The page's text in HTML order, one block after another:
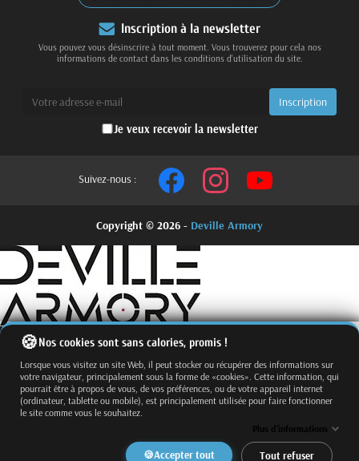
Inscription à la newsletter
Vous pouvez vous désinscrire à tout moment. Vous trouverez pour cela nos
informations de contact dans les conditions d'utilisation du site.
Je veux recevoir la newsletter
Suivez-nous :
Copyright © 2026 - Deville Armory
Nos cookies sont sans calories, promis !
Lorsque vous visitez un site Web, il peut stocker ou récupérer des informations sur
votre navigateur, principalement sous la forme de «cookies». Cette information, qui
pourrait être à propos de vous, de vos préférences, ou de votre appareil internet
(ordinateur, tablette ou mobile), est principalement utilisée pour faire fonctionner
le site comme vous le souhaitez.
Plus d'informations
Accepter tout Tout refuser
Fermer